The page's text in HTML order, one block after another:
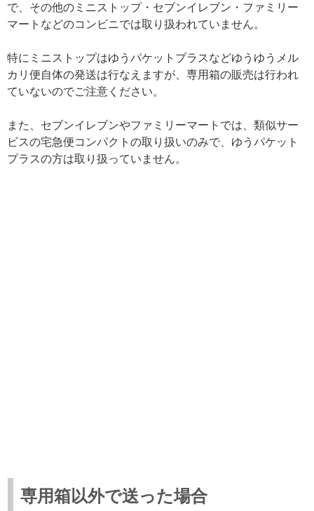
で、その他のミニストップ・セブンイレブン・ファミリー
マートなどのコンビニでは取り扱われていません。
特にミニストップはゆうパケットプラスなどゆうゆうメル
カリ便自体の発送は行なえますが、専用箱の販売は行われ
ていないのでご注意ください。
また、セブンイレブンやファミリーマートでは、類似サー
ビスの宅急便コンパクトの取り扱いのみで、ゆうパケット
プラスの方は取り扱っていません。
専用箱以外で送った場合